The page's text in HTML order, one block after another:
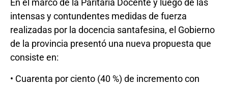
En el marco de la Paritaria Docente y luego de las
intensas y contundentes medidas de fuerza
realizadas por la docencia santafesina, el Gobierno
de la provincia presentó una nueva propuesta que
consiste en:
• Cuarenta por ciento (40 %) de incremento con